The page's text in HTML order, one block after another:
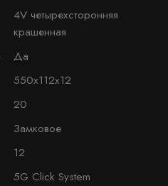
4V четырехсторонняя
крашенная
Да
550х112х12
20
Замковое
12
5G Click System